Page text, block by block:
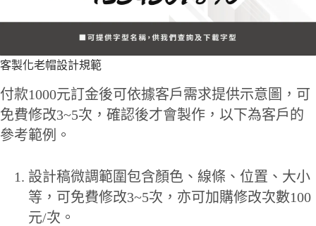
客製化老帽設計規範
付款1000元訂金後可依據客戶需求提供示意圖，可
免費修改3~5次，確認後才會製作，以下為客戶的
參考範例。
設計稿微調範圍包含顏色、線條、位置、大小
等，可免費修改3~5次，亦可加購修改次數100
元/次。